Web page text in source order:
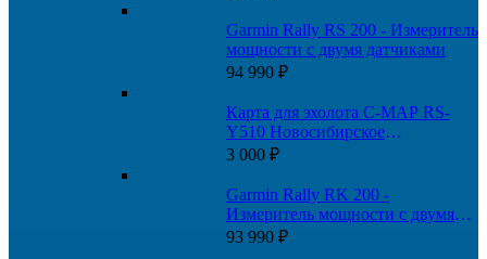
Garmin Rally RS 200 - Измеритель
мощности с двумя датчиками
94 990 ₽
Карта для эхолота C-MAP RS-
Y510 Новосибирское
водохранилище и Новосибирск-
3 000 ₽
Garmin Rally RK 200 -
Измеритель мощности с двумя
датчиками
93 990 ₽